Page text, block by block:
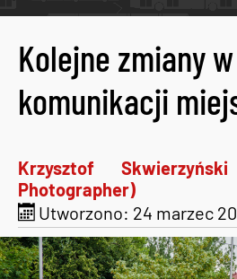
Kolejne zmiany w
komunikacji
Krzysztof
Photographer)
Utworzono: 24 marzec